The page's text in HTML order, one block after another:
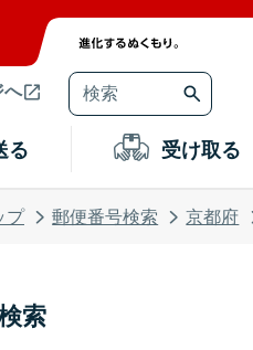
へ
る 受け取る
プ 郵便番号検索 京都府
索